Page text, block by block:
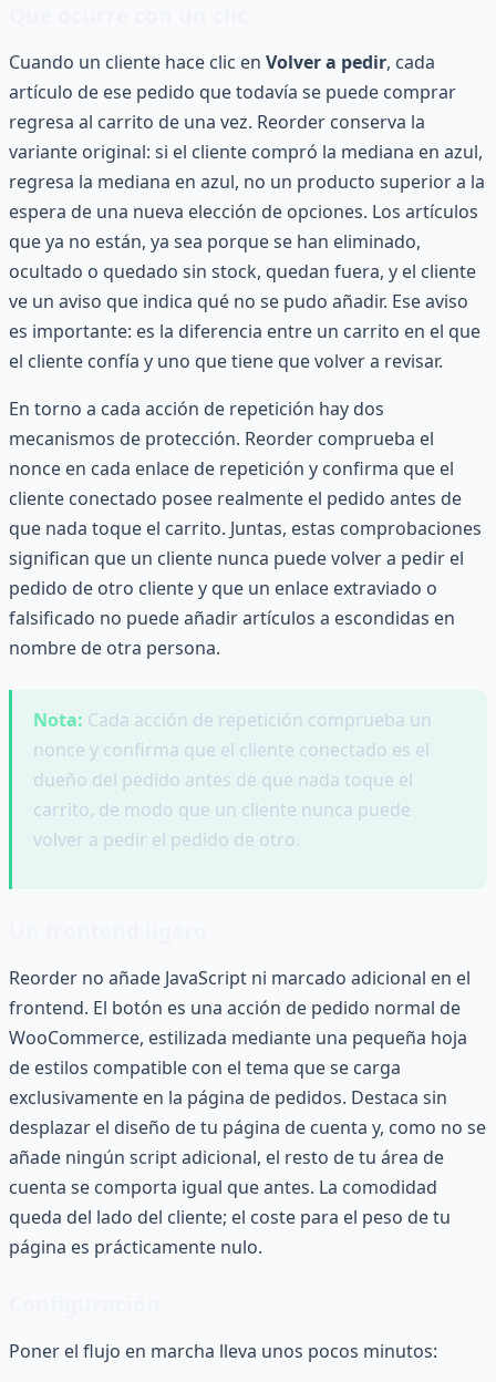
Cuando un cliente hace clic en Volver a pedir, cada
artículo de ese pedido que todavía se puede comprar
regresa al carrito de una vez. Reorder conserva la
variante original: si el cliente compró la mediana en azul,
regresa la mediana en azul, no un producto superior a la
espera de una nueva elección de opciones. Los artículos
que ya no están, ya sea porque se han eliminado,
ocultado o quedado sin stock, quedan fuera, y el cliente
ve un aviso que indica qué no se pudo añadir. Ese aviso
es importante: es la diferencia entre un carrito en el que
el cliente confía y uno que tiene que volver a revisar.
En torno a cada acción de repetición hay dos
mecanismos de protección. Reorder comprueba el
nonce en cada enlace de repetición y confirma que el
cliente conectado posee realmente el pedido antes de
que nada toque el carrito. Juntas, estas comprobaciones
significan que un cliente nunca puede volver a pedir el
pedido de otro cliente y que un enlace extraviado o
falsificado no puede añadir artículos a escondidas en
nombre de otra persona.
Nota: Cada acción de repetición comprueba un
nonce y confirma que el cliente conectado es el
dueño del pedido antes de que nada toque el
carrito, de modo que un cliente nunca puede
volver a pedir el pedido de otro.
Reorder no añade JavaScript ni marcado adicional en el
frontend. El botón es una acción de pedido normal de
WooCommerce, estilizada mediante una pequeña hoja
de estilos compatible con el tema que se carga
exclusivamente en la página de pedidos. Destaca sin
desplazar el diseño de tu página de cuenta y, como no se
añade ningún script adicional, el resto de tu área de
cuenta se comporta igual que antes. La comodidad
queda del lado del cliente; el coste para el peso de tu
página es prácticamente nulo.
Poner el flujo en marcha lleva unos pocos minutos: